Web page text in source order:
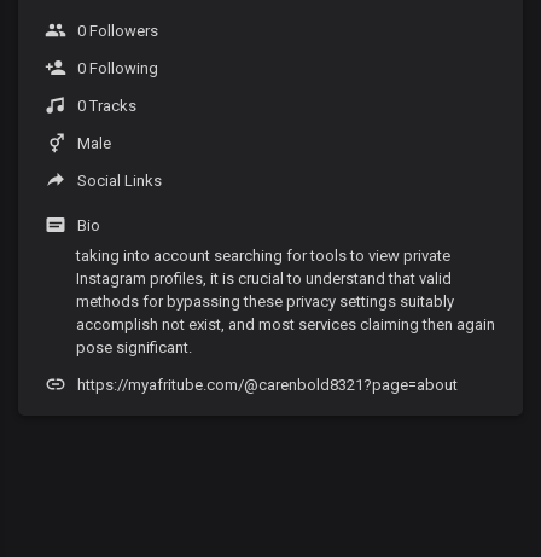
0 Followers
0 Following
0 Tracks
Male
Social Links
Bio
taking into account searching for tools to view private
Instagram profiles, it is crucial to understand that valid
methods for bypassing these privacy settings suitably
accomplish not exist, and most services claiming then again
pose significant.
https://myafritube.com/@carenbold8321?page=about